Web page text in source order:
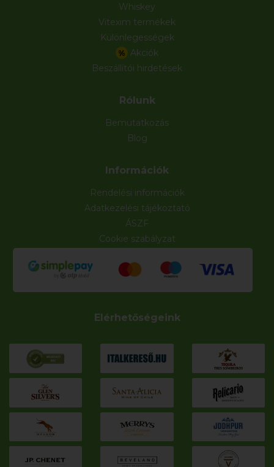
Whiskey
Vitexim termékek
Különlegességek
% Akciók
Beszállítói hirdetések
Rólunk
Bemutatkozás
Blog
Információk
Rendelési információk
Adatkezelési tájékoztató
ÁSZF
Cookie szabályzat
Elérhetőségeink